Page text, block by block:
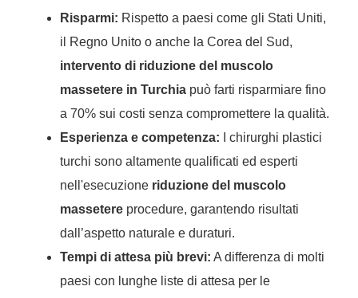
Risparmi: Rispetto a paesi come gli Stati Uniti,
il Regno Unito o anche la Corea del Sud,
intervento di riduzione del muscolo
massetere in Turchia può farti risparmiare fino
a 70% sui costi senza compromettere la qualità.
Esperienza e competenza: I chirurghi plastici
turchi sono altamente qualificati ed esperti
nell'esecuzione riduzione del muscolo
massetere procedure, garantendo risultati
dall’aspetto naturale e duraturi.
Tempi di attesa più brevi: A differenza di molti
paesi con lunghe liste di attesa per le